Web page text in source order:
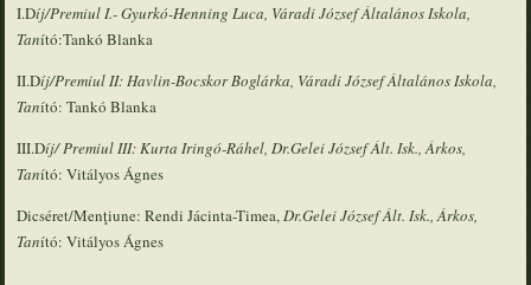
I.Díj/Premiul I.- Gyurkó-Henning Luca, Váradi József Általános Iskola,
Tanító:Tankó Blanka
II.Díj/Premiul II: Havlin-Bocskor Boglárka, Váradi József Általános Iskola,
Tanító: Tankó Blanka
III.Díj/ Premiul III: Kurta Iringó-Ráhel, Dr.Gelei József Ált. Isk., Árkos,
Tanító: Vitályos Ágnes
Dicséret/Menţiune: Rendi Jácinta-Timea,Dr.Gelei József Ált. Isk., Árkos,
Tanító: Vitályos Ágnes